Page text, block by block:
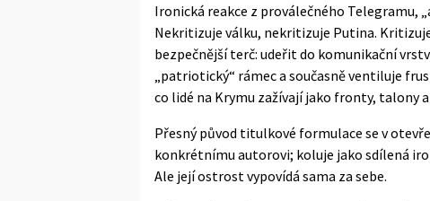
Ironická reakce z proválečného Telegramu,
Nekritizuje válku, nekritizuje Putina.
bezpečnější terč: udeřit do komunikační
„patriotický“ rámec a současně ventiluje
co lidé na Krymu zažívají jako fronty, talony
Přesný původ titulkové formulace se v
konkrétnímu autorovi; koluje jako sdílená
Ale její ostrost vypovídá sama za sebe.